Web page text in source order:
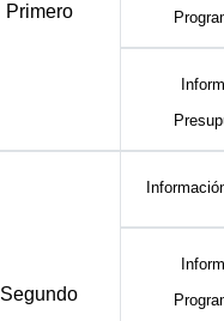
Primero
Segundo